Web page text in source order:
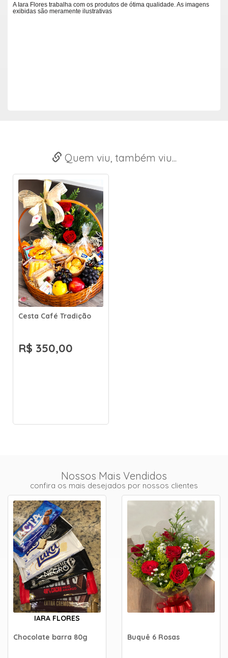
A Iara Flores trabalha com os produtos de ótima qualidade. As imagens
exibidas são meramente ilustrativas
Quem viu, também viu...
Cesta Café Tradição
R$ 350,00
Nossos Mais Vendidos
confira os mais desejados por nossos clientes
IARA FLORES
Chocolate barra 80g Buquê 6 Rosas